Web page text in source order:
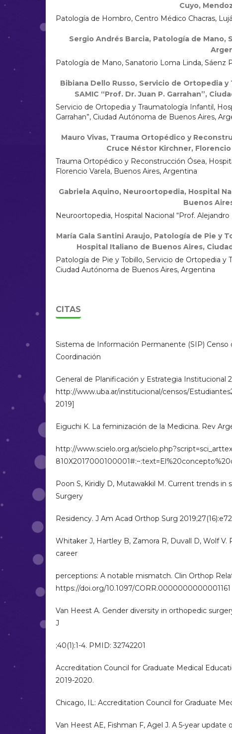
Cuyo,
Patología de Hombro, Centro Médico Chacras,
Sergio Andrés Barcia, Patología de Mano,
Patología de Mano, Sanatorio Loma Linda, Sáenz
Bibiana Dello Russo, Servicio de Ortopedia
SAMIC “Prof. Dr. Juan P. Garrahan”,
Servicio de Ortopedia y Traumatología Infantil,
Garrahan”, Ciudad Autónoma de Buenos Aires,
Mauro Vivas, Trauma Ortopédico y
Cruce Néstor Kirchner,
Trauma Ortopédico y Reconstrucción Ósea,
Florencio Varela, Buenos Aires, Argentina
Gabriela Aquino, Neuroortopedia, Hospital
Buenos
Neuroortopedia, Hospital Nacional “Prof.
María Gala Santini Araujo, Patología de Pie y
Hospital Italiano de Buenos Aires,
Patología de Pie y Tobillo, Servicio de Ortopedia
Ciudad Autónoma de Buenos Aires, Argentina
CITAS
Sistema de Información Permanente (SIP) Censo
Coordinación
General de Planificación y Estrategia Institucional
http://www.uba.ar/institucional/censos/
2019]
Eiguchi K. La feminización de la Medicina. Rev
http://www.scielo.org.ar/
Poon S, Kiridly D, Mutawakkil M. Current trends in
Surgery
Residency. J Am Acad Orthop Surg
Whitaker J, Hartley B, Zamora R, Duvall D, Wolf
career
perceptions: A notable mismatch. Clin Orthop Relat
https://doi.org/10.1097/CORR.0000000000001161
Van Heest A. Gender diversity in orthopedic
J
;40(1):1-4. PMID: 32742201
Accreditation Council for Graduate Medical
2019-2020.
Chicago, IL: Accreditation Council for Graduate
Van Heest AE, Fishman F, Agel J. A 5-year